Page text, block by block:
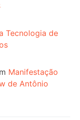
Tecnologia de
Manifestação
de Antônio